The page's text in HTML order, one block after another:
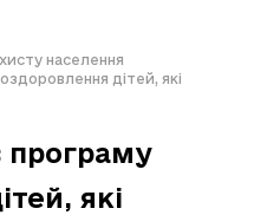
населення
дітей, які
програму
які